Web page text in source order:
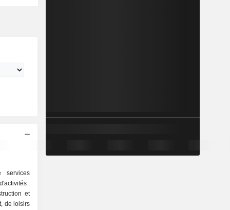
services
:
et
de loisirs